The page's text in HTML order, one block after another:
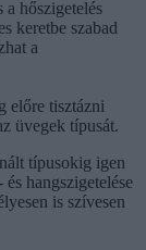
a hőszigetelés
keretbe szabad
a
előre tisztázni
üvegek típusát.
típusokig igen
hangszigetelése
is szívesen